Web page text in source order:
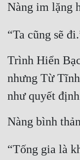
Nàng im lặng
“Ta cũng sẽ
Trình Hiển
nhưng Từ
như quyết
Nàng bình
“Tống gia là